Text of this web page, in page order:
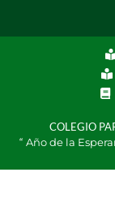
COLEGIO
“ Año de la